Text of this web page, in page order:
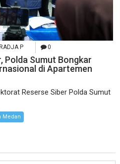
P 0
Polda Sumut Bongkar
di Apartemen
Reserse Siber Polda Sumut
Medan